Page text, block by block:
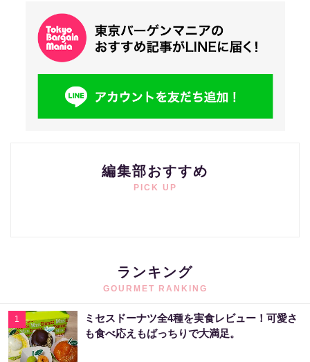
編集部おすすめ
PICK UP
ランキング
GOURMET RANKING
1
ミセスドーナツ全4種を実食レビュー！可愛さ
も食べ応えもばっちりで大満足。